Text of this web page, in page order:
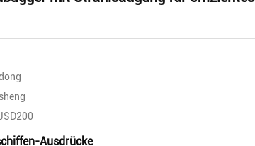
Ausdrücke